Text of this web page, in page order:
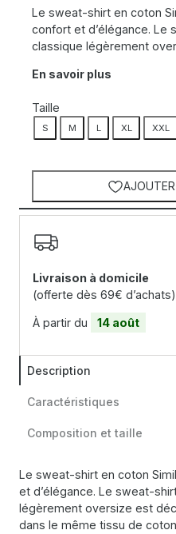
Le sweat-shirt en coton
confort et d’élégance. Le
classique légèrement
En savoir plus
Taille
S M L XL XXL
Livraison à domicile
(offerte dès 69€ d’achats)
À partir du 14 août
Description
Caractéristiques
Composition et taille
Le sweat-shirt en coton
et d’élégance. Le sweat-
légèrement oversize est
dans le même tissu de